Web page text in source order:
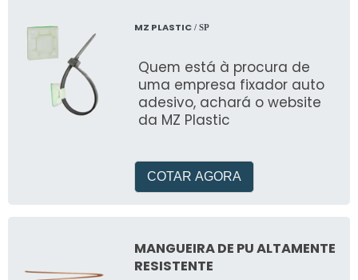
MZ PLASTIC/ SP
Quem está à procura de
uma empresa fixador auto
adesivo, achará o website
da MZ Plastic
COTAR AGORA
MANGUEIRA DE PU ALTAMENTE
RESISTENTE